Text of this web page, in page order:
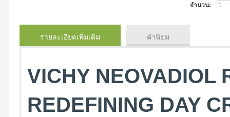
จำนวน:
รายละเอียดเพิ่มเติม คำนิยม
VICHY NEOVADIOL
REDEFINING DAY